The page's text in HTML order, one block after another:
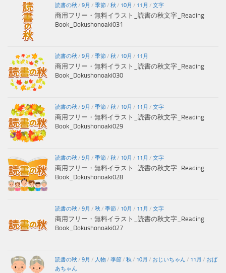
読書の秋 / 9月 / 季節/ 秋 / 10月 / 11月 / 文字
商用フリー・無料イラスト_読書の秋文字_Reading
Book_Dokushonoaki031
読書の秋 / 9月 / 季節/ 秋 / 10月 / 11月
商用フリー・無料イラスト_読書の秋文字_Reading
Book_Dokushonoaki030
読書の秋 / 9月 / 季節/ 秋 / 10月 / 11月 / 文字
商用フリー・無料イラスト_読書の秋文字_Reading
Book_Dokushonoaki029
読書の秋 / 9月 / 季節/ 秋 / 10月 / 11月 / 文字
商用フリー・無料イラスト_読書の秋文字_Reading
Book_Dokushonoaki028
読書の秋 / 9月 / 秋 / 季節/ 10月 / 11月 / 文字
商用フリー・無料イラスト_読書の秋文字_Reading
Book_Dokushonoaki027
読書の秋 / 9月 / 人物/ 季節/ 秋 / 10月 / おじいちゃん / 11月 / おば
あちゃん